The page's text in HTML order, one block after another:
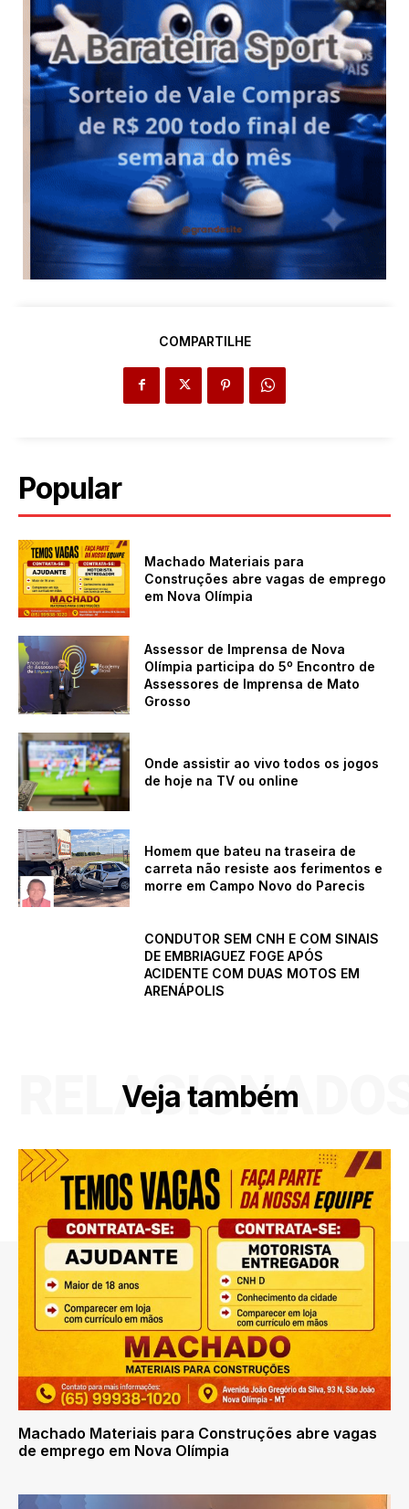
COMPARTILHE
Popular
Machado Materiais para
Construções abre vagas de emprego
em Nova Olímpia
Assessor de Imprensa de Nova
Olímpia participa do 5º Encontro de
Assessores de Imprensa de Mato
Grosso
Onde assistir ao vivo todos os jogos
de hoje na TV ou online
Homem que bateu na traseira de
carreta não resiste aos ferimentos e
morre em Campo Novo do Parecis
CONDUTOR SEM CNH E COM SINAIS
DE EMBRIAGUEZ FOGE APÓS
ACIDENTE COM DUAS MOTOS EM
ARENÁPOLIS
Veja também
Machado Materiais para Construções abre vagas
de emprego em Nova Olímpia